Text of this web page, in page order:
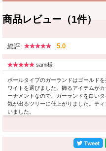
商品レビュー（1件）
総評: 5.0
sami様
ボールタイプのガーランドはゴールド
ワイトを選びました。飾るアイテムが
ーナメントなので、ガーランドを白い
気が出るツリーに仕上がりました。テ
いました。